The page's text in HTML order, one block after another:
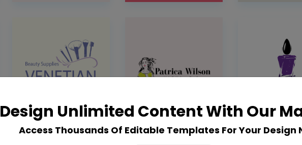
Design Unlimited Content With Our
Access Thousands Of Editable Templates For Your Design